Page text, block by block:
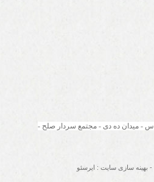
- بهینه سازی سایت : ایرسئو